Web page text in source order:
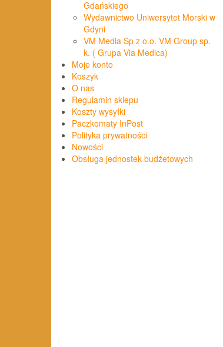
Gdańskiego
Wydawnictwo Uniwersytet Morski w
Gdyni
VM Media Sp z o.o. VM Group sp.
k. ( Grupa Via Medica)
Moje konto
Koszyk
O nas
Regulamin sklepu
Koszty wysyłki
Paczkomaty InPost
Polityka prywatności
Nowości
Obsługa jednostek budżetowych